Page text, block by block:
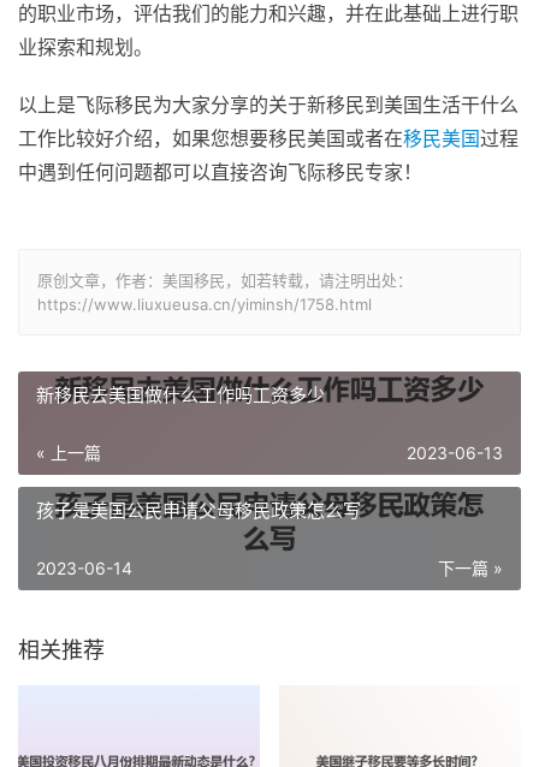
的职业市场，评估我们的能力和兴趣，并在此基础上进行职
业探索和规划。
以上是飞际移民为大家分享的关于新移民到美国生活干什么
工作比较好介绍，如果您想要移民美国或者在移民美国过程
中遇到任何问题都可以直接咨询飞际移民专家！
原创文章，作者：美国移民，如若转载，请注明出处：
https://www.liuxueusa.cn/yiminsh/1758.html
新移民去美国做什么工作吗工资多少
« 上一篇 2023-06-13
孩子是美国公民申请父母移民政策怎么写
下一篇 »
2023-06-14
相关推荐